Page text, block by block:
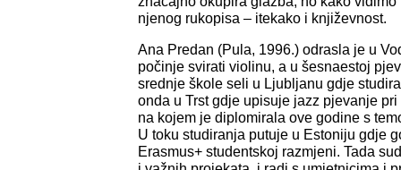
njenog rukopisa – itekako i književnost.
Ana Predan (Pula, 1996.) odrasla je u
počinje svirati violinu, a u šesnaestoj
srednje škole seli u Ljubljanu gdje
onda u Trst gdje upisuje jazz pjevanje
na kojem je diplomirala ove godine s
U toku studiranja putuje u Estoniju gdje
Erasmus+ studentskoj razmjeni. Tada